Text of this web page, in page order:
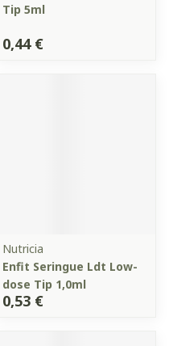
Tip 5ml
0,44 €
Nutricia
Enfit Seringue Ldt Low-
dose Tip 1,0ml
0,53 €